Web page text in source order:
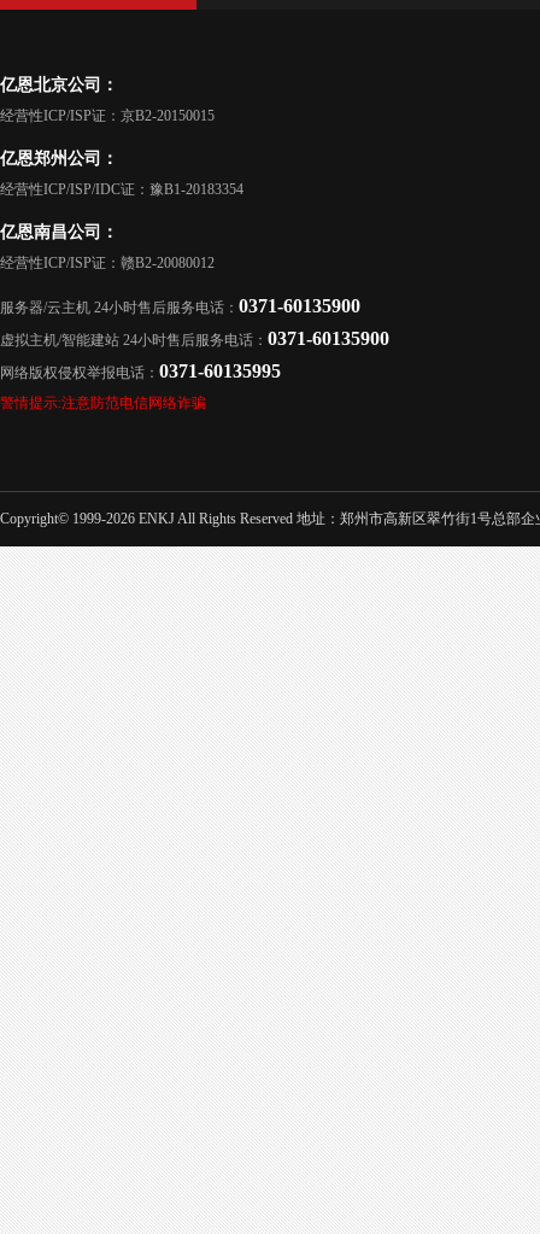
亿恩北京公司：
经营性ICP/ISP证：京B2-20150015
亿恩郑州公司：
经营性ICP/ISP/IDC证：豫B1-20183354
亿恩南昌公司：
经营性ICP/ISP证：赣B2-20080012
服务器/云主机 24小时售后服务电话： 0371-60135900
虚拟主机/智能建站 24小时售后服务电话： 0371-60135900
网络版权侵权举报电话： 0371-60135995
警情提示:注意防范电信网络诈骗
Copyright© 1999-2026 ENKJ All Rights Reserved 地址：郑州市高新区翠竹街1号